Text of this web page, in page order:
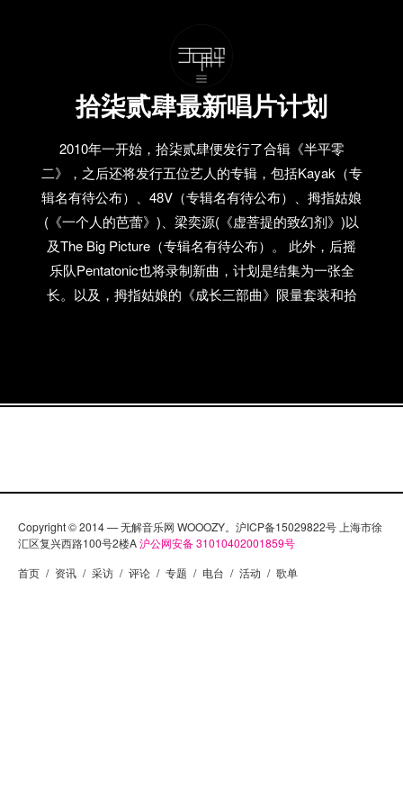
拾柒贰肆最新唱片计划
2010年一开始，拾柒贰肆便发行了合辑《半平零
二》，之后还将发行五位艺人的专辑，包括Kayak（专
辑名有待公布）、48V（专辑名有待公布）、拇指姑娘
(《一个人的芭蕾》)、梁奕源(《虚菩提的致幻剂》)以
及The Big Picture（专辑名有待公布）。 此外，后摇
乐队Pentatonic也将录制新曲，计划是结集为一张全
长。以及，拇指姑娘的《成长三部曲》限量套装和拾
Copyright © 2014 — 无解音乐网 WOOOZY。沪ICP备15029822号 上海市徐
汇区复兴西路100号2楼A沪公网安备 31010402001859号
首页 / 资讯 / 采访 / 评论 / 专题 / 电台 / 活动 / 歌单